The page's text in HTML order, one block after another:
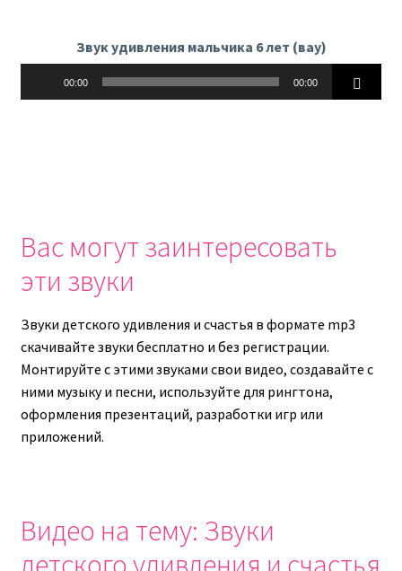
Звук удивления мальчика 6 лет (вау)
00:00 00:00
Вас могут заинтересовать
эти звуки
Звуки детского удивления и счастья в формате mp3
скачивайте звуки бесплатно и без регистрации.
Монтируйте с этими звуками свои видео, создавайте с
ними музыку и песни, используйте для рингтона,
оформления презентаций, разработки игр или
приложений.
Видео на тему: Звуки